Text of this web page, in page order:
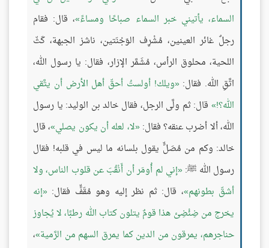
السماء، يأتيني خبر السماء صباحًا ومساءً ، قال: فقام
رجلٌ غائر العينين، مُشْرِف الوَجْنَتين، ناشز الجبهة، كَثّ
اللحية، محلوق الرأس، مُشَمَّر الإزار، فقال: يا رسول الله،
اتَّقِ الله. فقال: ويلك! أولستُ أحقّ أهل الأرض أن يتَّقي
الله؟! قال: ثم ولَّى الرجل، فقال خالد بن الوليد: يا رسول
الله، ألا أضرب عنقه؟ فقال: لا، لعله أن يكون يصلي ، قال
خالد: وكم من مُصَلٍّ يقول بلسانه ما ليس في قلبه! فقال
رسول الله ﷺ: إني لم أُومَر أن أَنْقُبَ عن قلوب الناس، ولا
أشقّ بطونهم ، قال: ثم نظر إليه وهو مُقَفٍّ فقال: إنه
يخرج من ضِئْضِئ هذا قومٌ يتلون كتاب الله رطبًا، لا يُجاوز
حناجرهم، يمرقون من الدين كما يمرق السهم من الرَّمية ،